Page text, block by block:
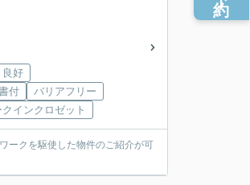
良好
付
バリアフリー
インクロゼット
ークを駆使した物件のご紹介が可